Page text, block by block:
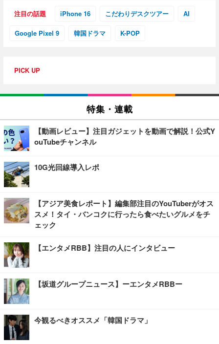
注目の話題 iPhone 16 こだわりデスクツアー AI
Google Pixel 9 韓国ドラマ K-POP
PICK UP
特集・連載
【動画レビュー】注目ガジェットを動画で解説！公式Y
ouTubeチャンネル
10G光回線導入レポ
【アジア美食レポート】編集部注目のYouTuberがオス
スメ！タイ・バンコクに行ったら食べたいグルメをチ
ェック
【エンタメRBB】注目の人にインタビュー
【坂道グループニュース】ーエンタメRBBー
今観るべきオススメ「韓国ドラマ」